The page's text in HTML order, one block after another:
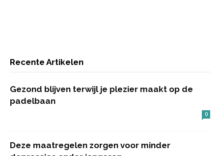
Recente Artikelen
Gezond blijven terwijl je plezier maakt op de
padelbaan
0
Deze maatregelen zorgen voor minder